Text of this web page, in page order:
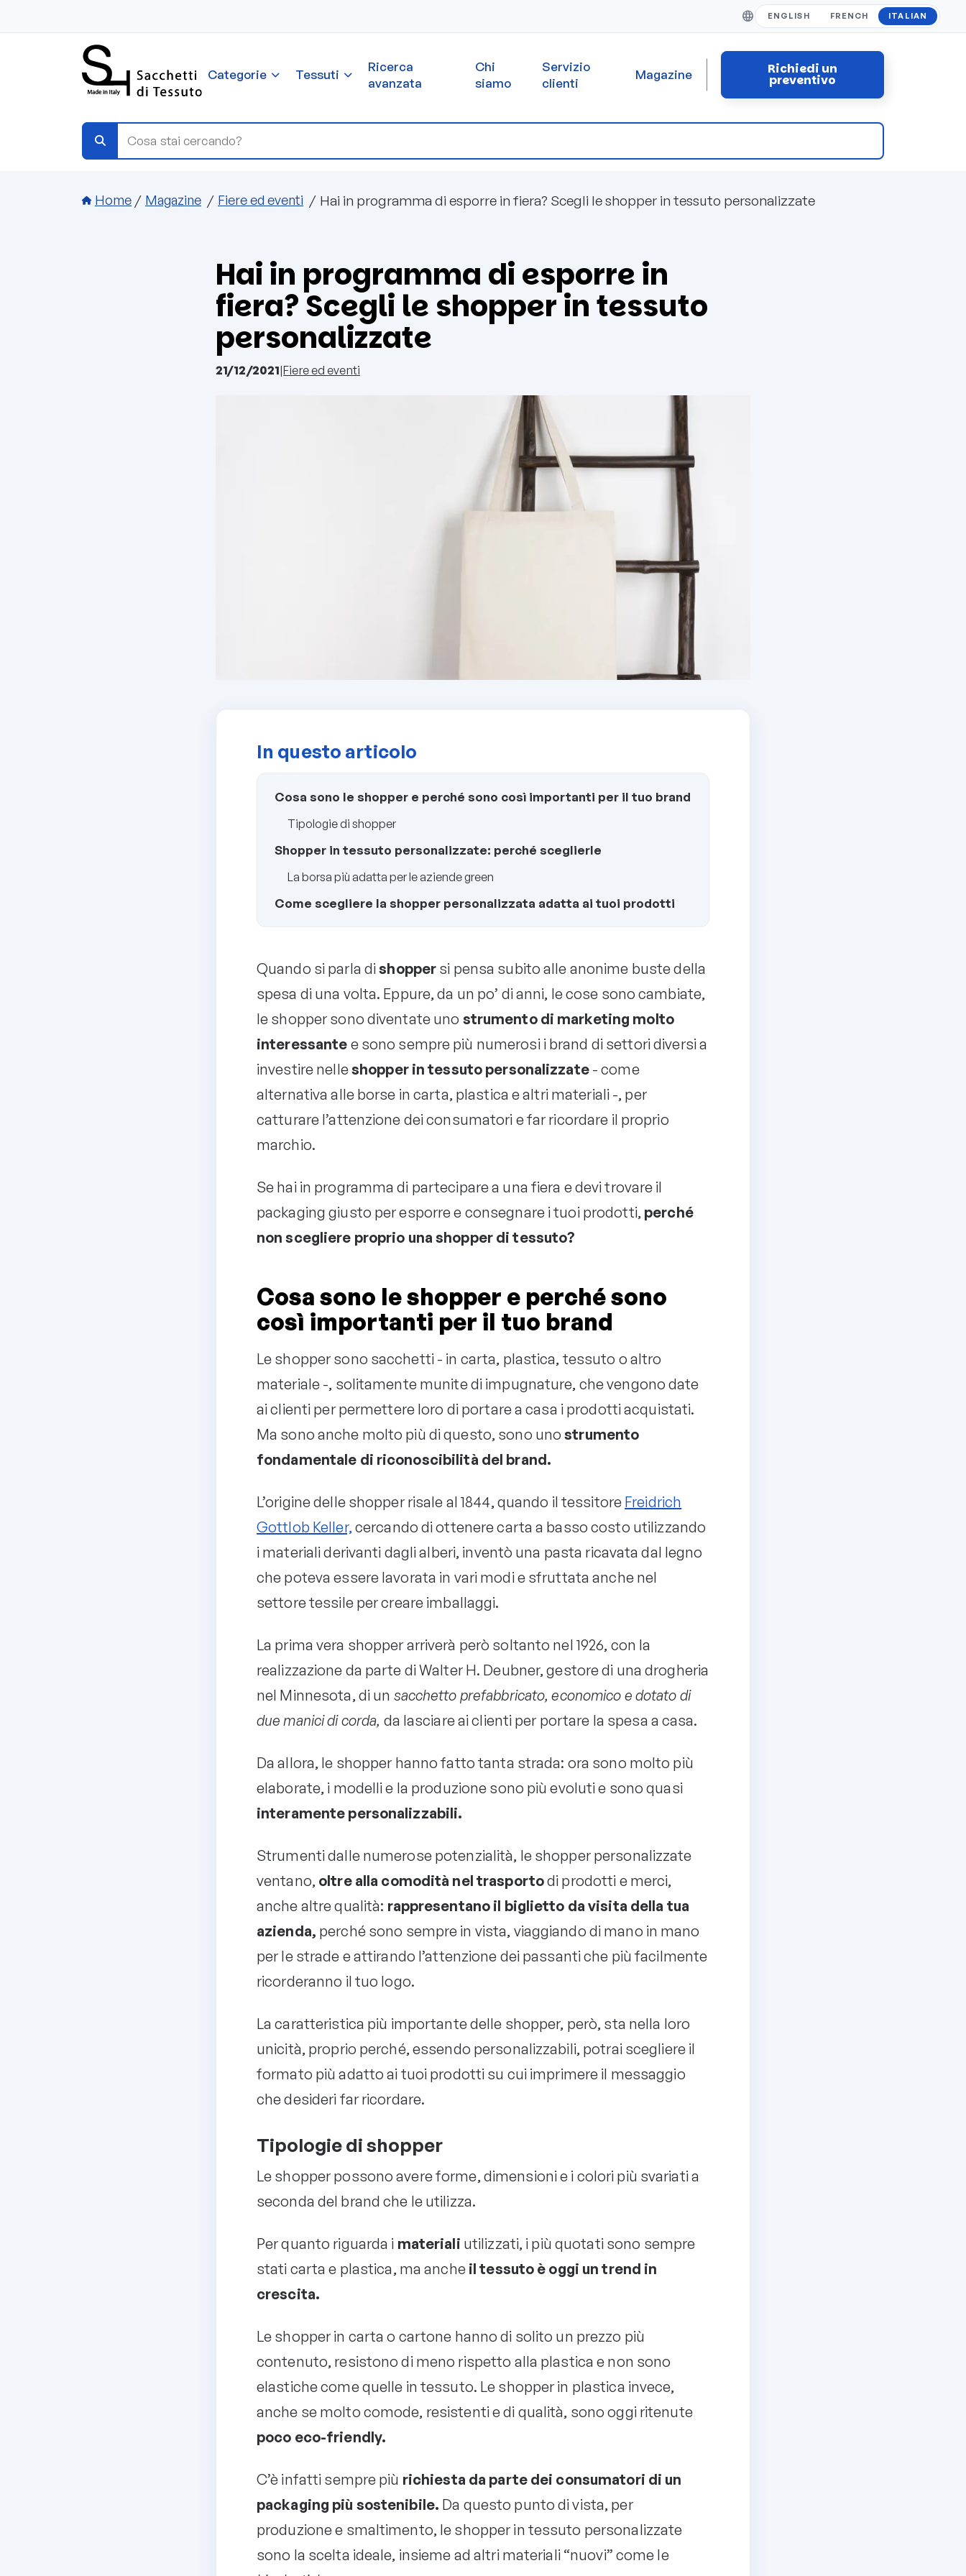
ENGLISH FRENCH ITALIAN
Categorie Tessuti
Ricerca
avanzata
Chi
siamo
Servizio
clienti
Magazine Richiedi un
preventivo
Briciole di pane
Home Magazine Fiere ed eventi Hai in programma di esporre in fiera? Scegli le shopper in tessuto personalizzate
Hai in programma di esporre in
fiera? Scegli le shopper in tessuto
personalizzate
21/12/2021|Fiere ed eventi
In questo articolo
Cosa sono le shopper e perché sono così importanti per il tuo brand
Tipologie di shopper
Shopper in tessuto personalizzate: perché sceglierle
La borsa più adatta per le aziende green
Come scegliere la shopper personalizzata adatta ai tuoi prodotti
Quando si parla dishopper si pensa subito alle anonime buste della
spesa di una volta. Eppure, da un po’ di anni, le cose sono cambiate,
le shopper sono diventate uno strumento di marketing molto
interessante e sono sempre più numerosi i brand di settori diversi a
investire nelleshopper in tessuto personalizzate- come
alternativa alle borse in carta, plastica e altri materiali -, per
catturare l’attenzione dei consumatori e far ricordare il proprio
marchio.
Se hai in programma di partecipare a una fiera e devi trovare il
packaging giusto per esporre e consegnare i tuoi prodotti, perché
non scegliere proprio una shopper di tessuto?
Cosa sono le shopper e perché sono
così importanti per il tuo brand
Le shopper sono sacchetti - in carta, plastica, tessuto o altro
materiale -, solitamente munite di impugnature, che vengono date
ai clienti per permettere loro di portare a casa i prodotti acquistati.
Ma sono anche molto più di questo, sono unostrumento
fondamentale di riconoscibilità del brand.
L’origine delle shopper risale al 1844, quando il tessitore Freidrich
Gottlob Keller, cercando di ottenere carta a basso costo utilizzando
i materiali derivanti dagli alberi, inventò una pasta ricavata dal legno
che poteva essere lavorata in vari modi e sfruttata anche nel
settore tessile per creare imballaggi.
La prima vera shopper arriverà però soltanto nel 1926, con la
realizzazione da parte di Walter H. Deubner, gestore di una drogheria
nel Minnesota, di un sacchetto prefabbricato, economico e dotato di
due manici di corda, da lasciare ai clienti per portare la spesa a casa.
Da allora, le shopper hanno fatto tanta strada: ora sono molto più
elaborate, i modelli e la produzione sono più evoluti e sono quasi
interamente personalizzabili.
Strumenti dalle numerose potenzialità, le shopper personalizzate
ventano, oltre alla comodità nel trasportodi prodotti e merci,
anche altre qualità: rappresentano il biglietto da visita della tua
azienda, perché sono sempre in vista, viaggiando di mano in mano
per le strade e attirando l’attenzione dei passanti che più facilmente
ricorderanno il tuo logo.
La caratteristica più importante delle shopper, però, sta nella loro
unicità, proprio perché, essendo personalizzabili, potrai scegliere il
formato più adatto ai tuoi prodotti su cui imprimere il messaggio
che desideri far ricordare.
Tipologie di shopper
Le shopper possono avere forme, dimensioni e i colori più svariati a
seconda del brand che le utilizza.
Per quanto riguarda i materiali utilizzati, i più quotati sono sempre
stati carta e plastica, ma ancheil tessuto è oggi un trend in
crescita.
Le shopper in carta o cartone hanno di solito un prezzo più
contenuto, resistono di meno rispetto alla plastica e non sono
elastiche come quelle in tessuto. Le shopper in plastica invece,
anche se molto comode, resistenti e di qualità, sono oggi ritenute
poco eco-friendly.
C’è infatti sempre più richiesta da parte dei consumatori di un
packaging più sostenibile. Da questo punto di vista, per
produzione e smaltimento, le shopper in tessuto personalizzate
sono la scelta ideale, insieme ad altri materiali “nuovi” come le